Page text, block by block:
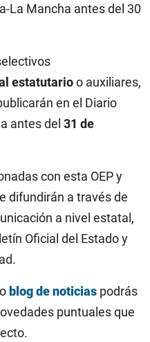
La Mancha antes del 30
estatutarioo auxiliares,
en el Diario
antes del 31 de
con esta OEP y
difundirán a través de
a nivel estatal,
Oficial del Estado y
blog de noticias podrás
puntuales que